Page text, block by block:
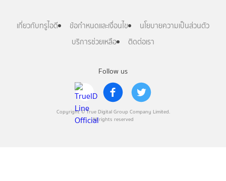
Follow us
Copyright © True Digital Group Company Limited.
All rights reserved
เกี่ยวกับทรูไอดี ข้อกำหนดและเงื่อนไข
นโยบายความเป็นส่วนตัว
บริการช่วยเหลือ
ติดต่อเรา